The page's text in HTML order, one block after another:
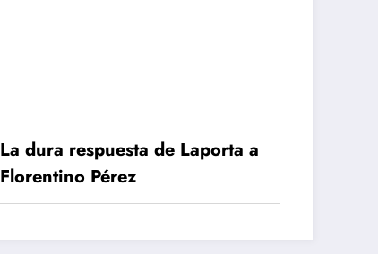
La dura respuesta de Laporta a
Florentino Pérez